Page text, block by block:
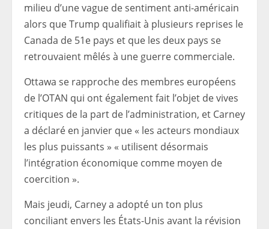
milieu d’une vague de sentiment anti-américain
alors que Trump qualifiait à plusieurs reprises le
Canada de 51e pays et que les deux pays se
retrouvaient mêlés à une guerre commerciale.
Ottawa se rapproche des membres européens
de l’OTAN qui ont également fait l’objet de vives
critiques de la part de l’administration, et Carney
a déclaré en janvier que « les acteurs mondiaux
les plus puissants » « utilisent désormais
l’intégration économique comme moyen de
coercition ».
Mais jeudi, Carney a adopté un ton plus
conciliant envers les États-Unis avant la révision